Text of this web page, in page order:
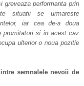
greveaza performanta prin
situatii se urmareste
iar cea de-a doua
promitatori si in acest caz
ulterior o noua pozitie
semnalele nevoii de